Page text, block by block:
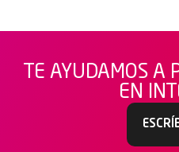
TE AYUDAMOS A
EN